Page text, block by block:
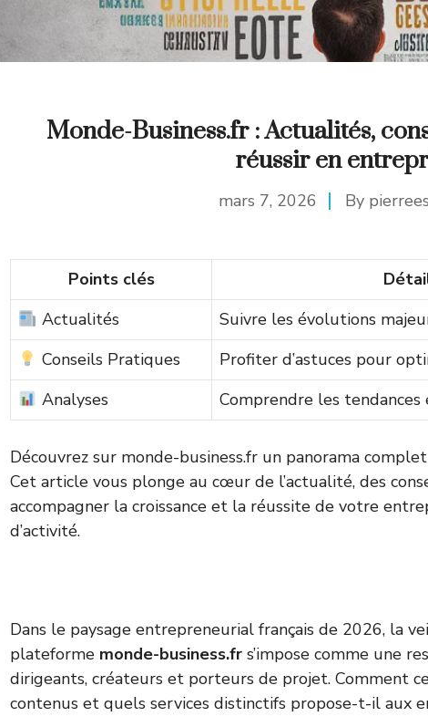
Monde-Business.fr : Actualités,
réussir en
mars 7, 2026 By
Points clés
Actualités
Suivre les évolutions
Conseils Pratiques
Profiter d’astuces pour
Analyses
Comprendre les
Découvrez sur monde-business.fr un panorama
Cet article vous plonge au cœur de l’actualité, des
accompagner la croissance et la réussite de votre
d’activité.
Dans le paysage entrepreneurial français de 2026, la
plateforme monde-business.fr s’impose comme une
dirigeants, créateurs et porteurs de projet. Comment
contenus et quels services distinctifs propose-t-il aux